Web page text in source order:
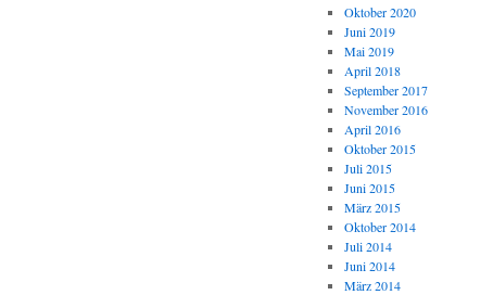
Oktober 2020
Juni 2019
Mai 2019
April 2018
September 2017
November 2016
April 2016
Oktober 2015
Juli 2015
Juni 2015
März 2015
Oktober 2014
Juli 2014
Juni 2014
März 2014